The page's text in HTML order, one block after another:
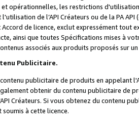
opérationnelles, les restrictions
de l’API Créateurs ou de la PA
de licence, exclut expressément tout
ainsi que toutes Spécifications mises à
associés aux produits proposés sur
Publicitaire.
publicitaire de produits en appelant
obtenir du contenu publicitaire de
Créateurs. Si vous obtenez du contenu
à cette licence.